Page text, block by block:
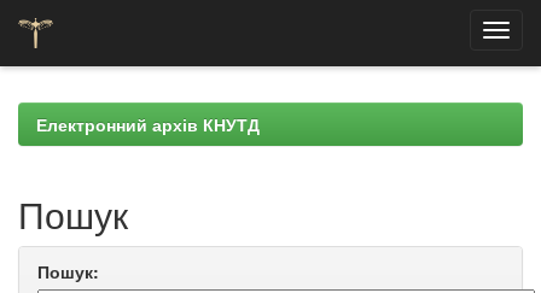
navigationЕлектронний архів КНУТД
Пошук
Пошук: